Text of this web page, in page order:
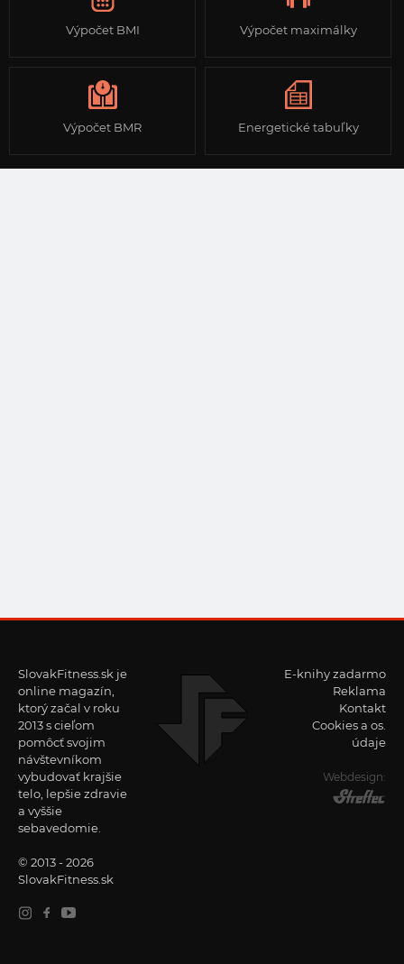
Výpočet BMI Výpočet maximálky
Výpočet BMR Energetické tabuľky
SlovakFitness.sk je
online magazín,
ktorý začal v roku
2013 s cieľom
pomôcť svojim
návštevníkom
vybudovať krajšie
telo, lepšie zdravie
a vyššie
sebavedomie.
© 2013 - 2026
SlovakFitness.sk
E-knihy zadarmo
Reklama
Kontakt
Cookies a os.
údaje
Webdesign: